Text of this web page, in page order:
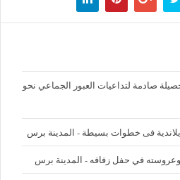
صادمة لتداعيات العبور الجماعي نحو
فى خطوات بسيطة - المدينة برس
في حفل زفافه - المدينة برس